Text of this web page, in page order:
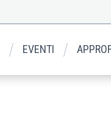
EVENTI